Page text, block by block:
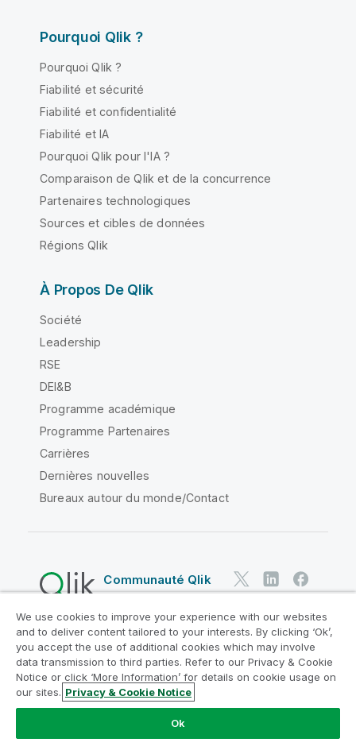
Pourquoi Qlik ?
Pourquoi Qlik ?
Fiabilité et sécurité
Fiabilité et confidentialité
Fiabilité et IA
Pourquoi Qlik pour l'IA ?
Comparaison de Qlik et de la concurrence
Partenaires technologiques
Sources et cibles de données
Régions Qlik
À Propos De Qlik
Société
Leadership
RSE
DEI&B
Programme académique
Programme Partenaires
Carrières
Dernières nouvelles
Bureaux autour du monde/Contact
Communauté Qlik
Contrats juridiques
Conditions d'utilisation des produits
Legal Policies
Conditions légales
Conditions d'utilisation
Marques
Do Not Share My Info
Copyright © 1993-2026 QlikTech International AB. Tous
We use cookies to improve your experience with our websites
and to deliver content tailored to your interests. By clicking ‘Ok’,
you accept the use of additional cookies which may involve
data transmission to third parties. Refer to our Privacy & Cookie
Notice or click ‘More Information’ for details on cookie usage on
our sites. Privacy & Cookie Notice
Ok